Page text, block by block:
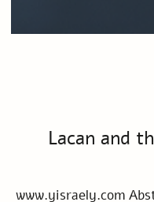
Lacan and